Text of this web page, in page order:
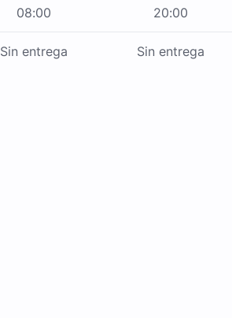
08:00 20:00
Sin entrega Sin entrega